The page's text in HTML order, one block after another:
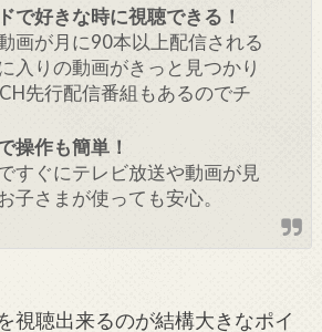
で好きな時に視聴できる！
画が月に90本以上配信される
入りの動画がきっと見つかり
先行配信番組もあるのでチ
操作も簡単！
すぐにテレビ放送や動画が見
子さまが使っても安心。
視聴出来るのが結構大きなポイ